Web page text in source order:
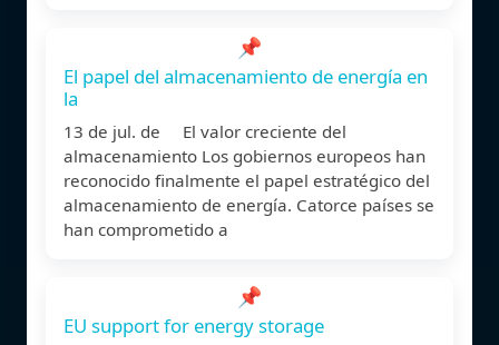
📌
El papel del almacenamiento de energía en
la
13 de jul. de El valor creciente del
almacenamiento Los gobiernos europeos han
reconocido finalmente el papel estratégico del
almacenamiento de energía. Catorce países se
han comprometido a
📌
EU support for energy storage